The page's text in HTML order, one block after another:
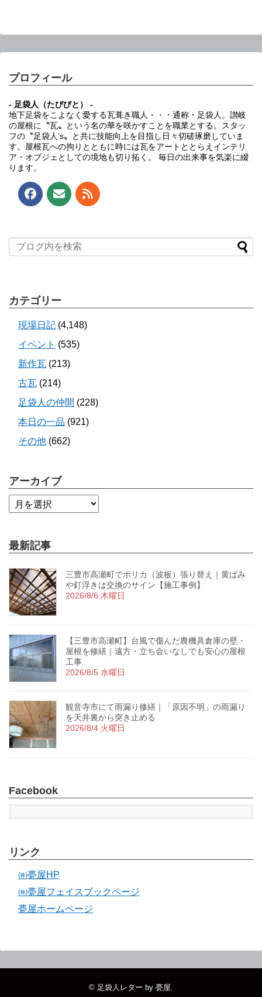
プロフィール
- 足袋人（たびびと） -
地下足袋をこよなく愛する瓦葺き職人・・・通称・足袋人。讃岐
の屋根に〝瓦〟という名の華を咲かすことを職業とする。スタッ
フの〝足袋人’s〟と共に技能向上を目指し日々切磋琢磨していま
す。屋根瓦への拘りとともに時には瓦をアートととらえインテリ
ア・オブジェとしての境地も切り拓く。 毎日の出来事を気楽に綴
ります。
カテゴリー
現場日記 (4,148)
イベント (535)
新作瓦 (213)
古瓦 (214)
足袋人の仲間 (228)
本日の一品 (921)
その他 (662)
アーカイブ
最新記事
三豊市高瀬町でポリカ（波板）張り替え｜黄ばみ
や釘浮きは交換のサイン【施工事例】
2026/8/6 木曜日
【三豊市高瀬町】台風で傷んだ農機具倉庫の壁・
屋根を修繕｜遠方・立ち会いなしでも安心の屋根
工事
2026/8/5 水曜日
観音寺市にて雨漏り修繕｜「原因不明」の雨漏り
を天井裏から突き止める
2026/8/4 火曜日
Facebook
リンク
㈱甍屋HP
㈱甍屋フェイスブックページ
甍屋ホームページ
© 足袋人レター by 甍屋.